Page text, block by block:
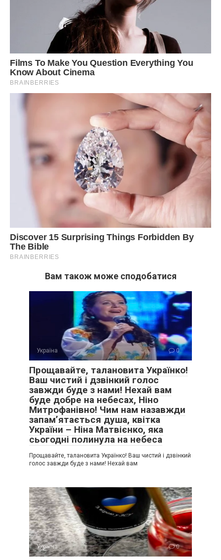
Вам також може сподобатися
Україна 0
Прощавайте, талановита Українко!
Ваш чистий і дзвінкий голос
завжди буде з нами! Нехай вам
буде добре на небесах, Ніно
Митрофанівно! Чим нам назавжди
запам’ятається душа, квітка
України – Ніна Матвієнко, яка
сьогодні полинула на небеса
Прощавайте, талановита Українко! Ваш чистий і дзвінкий
голос завжди буде з нами! Нехай вам
Україна 0